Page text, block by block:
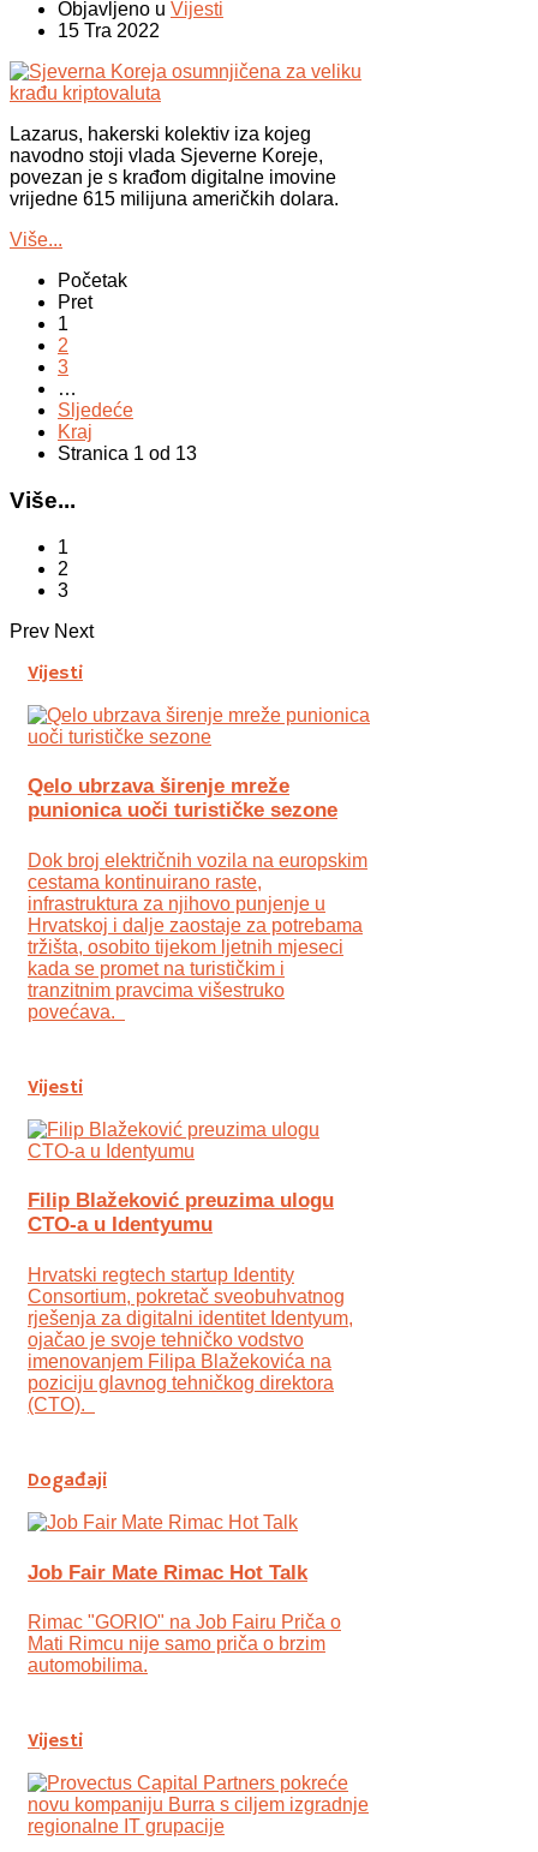
Objavljeno u Vijesti
15 Tra 2022
Lazarus, hakerski kolektiv iza kojeg
navodno stoji vlada Sjeverne Koreje,
povezan je s krađom digitalne imovine
vrijedne 615 milijuna američkih dolara.
Više...
Početak
Pret
1
2
3
…
Sljedeće
Kraj
Stranica 1 od 13
Više...
1
2
3
Prev Next
Vijesti
Qelo ubrzava širenje mreže
punionica uoči turističke sezone
Dok broj električnih vozila na europskim
cestama kontinuirano raste,
infrastruktura za njihovo punjenje u
Hrvatskoj i dalje zaostaje za potrebama
tržišta, osobito tijekom ljetnih mjeseci
kada se promet na turističkim i
tranzitnim pravcima višestruko
povećava.
Vijesti
Filip Blažeković preuzima ulogu
CTO-a u Identyumu
Hrvatski regtech startup Identity
Consortium, pokretač sveobuhvatnog
rješenja za digitalni identitet Identyum,
ojаčao je svoje tehničko vodstvo
imenovanjem Filipa Blažekovića na
poziciju glavnog tehničkog direktora
(CTO).
Događaji
Job Fair Mate Rimac Hot Talk
Rimac "GORIO" na Job Fairu Priča o
Mati Rimcu nije samo priča o brzim
automobilima.
Vijesti